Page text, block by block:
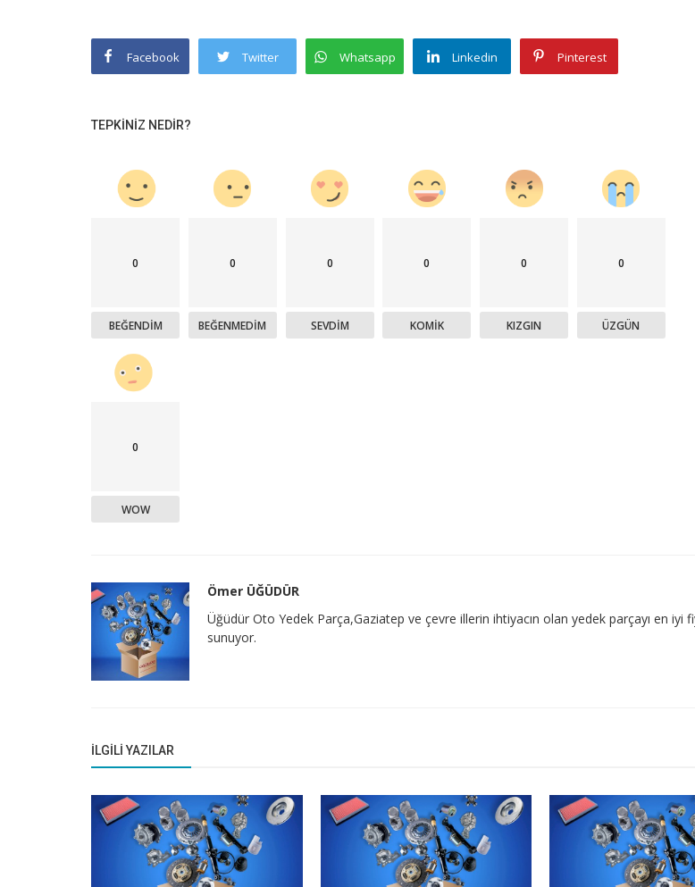
Facebook Twitter Whatsapp Linkedin Pinterest
TEPKINIZ NEDIR?
0
BEĞENDIM
0
BEĞENMEDIM
0
SEVDIM
0
KOMIK
0
KIZGIN
0
ÜZGÜN
0
WOW
Ömer ÜĞÜDÜR
Üğüdür Oto Yedek Parça,Gaziatep ve çevre illerin ihtiyacın olan yedek parçayı en iyi
sunuyor.
İLGILI YAZILAR